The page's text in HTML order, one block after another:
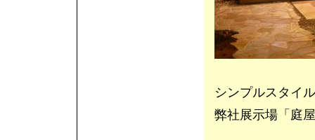
シンプルスタイ
弊社展示場「